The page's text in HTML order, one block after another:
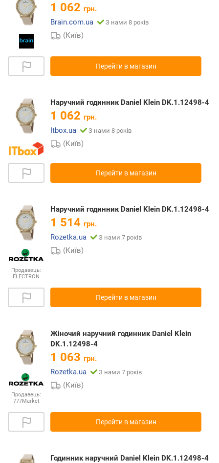
1 062 грн.
Brain.com.ua
З нами 8 років
(Київ)
Перейти в магазин
Наручний годинник Daniel Klein DK.1.12498-4
1 062 грн.
Itbox.ua
З нами 8 років
(Київ)
Перейти в магазин
Продавець:
ELECTRON
Наручний годинник Daniel Klein DK.1.12498-4
1 514 грн.
Rozetka.ua
З нами 7 років
(Київ)
Перейти в магазин
Продавець:
777Market
Жіночий наручний годинник Daniel Klein
DK.1.12498-4
1 063 грн.
Rozetka.ua
З нами 7 років
(Київ)
Перейти в магазин
Годинник наручний Daniel Klein DK.1.12498-4